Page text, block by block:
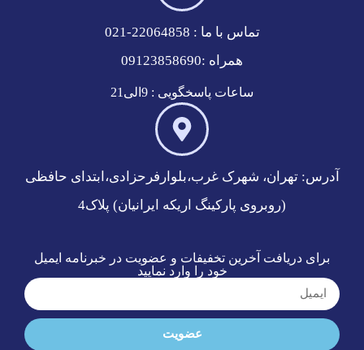
تماس با ما : 22064858-021
همراه :09123858690
ساعات پاسخگویی : 9الی21
آدرس: تهران، شهرک غرب،بلوارفرحزادی،ابتدای حافظی
(روبروی پارکینگ اریکه ایرانیان) پلاک4
برای دریافت آخرین تخفیفات و عضویت در خبرنامه ایمیل
خود را وارد نمایید
عضویت